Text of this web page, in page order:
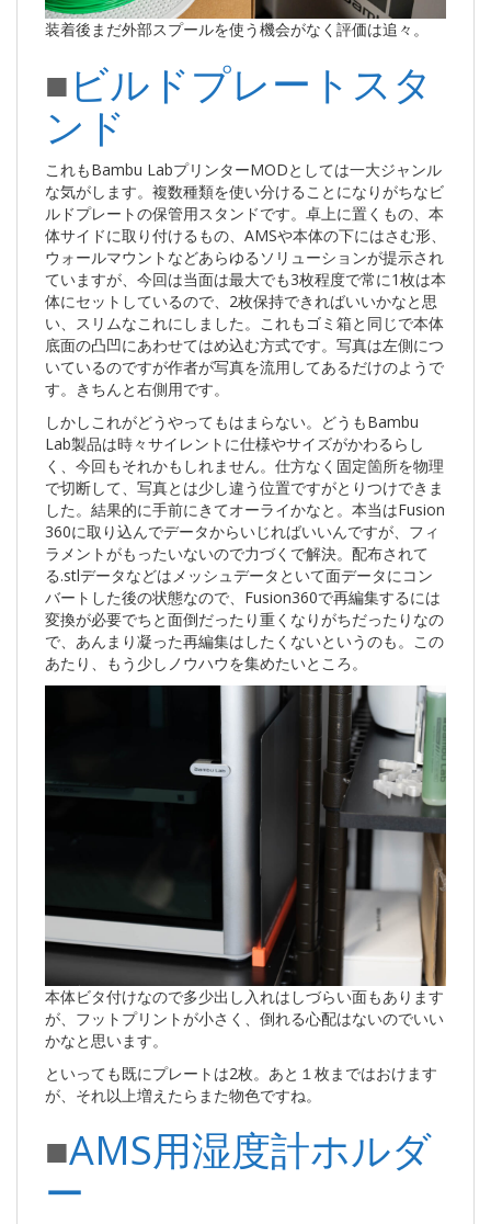
装着後まだ外部スプールを使う機会がなく評価は追々。
■ビルドプレートスタ
ンド
これもBambu LabプリンターMODとしては一大ジャンル
な気がします。複数種類を使い分けることになりがちなビ
ルドプレートの保管用スタンドです。卓上に置くもの、本
体サイドに取り付けるもの、AMSや本体の下にはさむ形、
ウォールマウントなどあらゆるソリューションが提示され
ていますが、今回は当面は最大でも3枚程度で常に1枚は本
体にセットしているので、2枚保持できればいいかなと思
い、スリムなこれにしました。これもゴミ箱と同じで本体
底面の凸凹にあわせてはめ込む方式です。写真は左側につ
いているのですが作者が写真を流用してあるだけのようで
す。きちんと右側用です。
しかしこれがどうやってもはまらない。どうもBambu
Lab製品は時々サイレントに仕様やサイズがかわるらし
く、今回もそれかもしれません。仕方なく固定箇所を物理
で切断して、写真とは少し違う位置ですがとりつけできま
した。結果的に手前にきてオーライかなと。本当はFusion
360に取り込んでデータからいじればいいんですが、フィ
ラメントがもったいないので力づくで解決。配布されて
る.stlデータなどはメッシュデータといて面データにコン
バートした後の状態なので、Fusion360で再編集するには
変換が必要でちと面倒だったり重くなりがちだったりなの
で、あんまり凝った再編集はしたくないというのも。この
あたり、もう少しノウハウを集めたいところ。
本体ビタ付けなので多少出し入れはしづらい面もあります
が、フットプリントが小さく、倒れる心配はないのでいい
かなと思います。
といっても既にプレートは2枚。あと１枚まではおけます
が、それ以上増えたらまた物色ですね。
■AMS用湿度計ホルダ
ー